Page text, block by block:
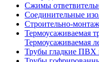
Сжимы
Соединительные
Строительно-
Термоусаживаемая
Термоусаживаемая
Трубы гладкие ПВХ